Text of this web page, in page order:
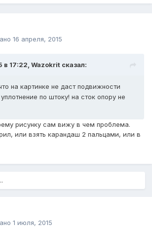
16 апреля, 2015
в 17:22, Wazokrit сказал:
на картинке не даст подвижности
по штоку! на сток опору не
рисунку сам вижу в чем проблема.
или взять карандаш 2 пальцами, или в
1 июля, 2015